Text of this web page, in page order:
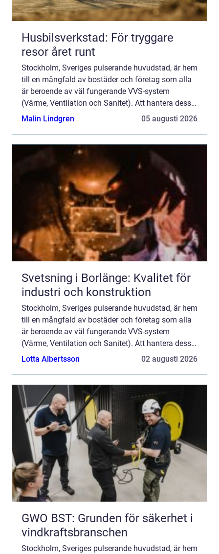
Husbilsverkstad: För tryggare
resor året runt
Stockholm, Sveriges pulserande huvudstad, är hem
till en mångfald av bostäder och företag som alla
är beroende av väl fungerande VVS-system
(Värme, Ventilation och Sanitet). Att hantera dessa
system kräver exp...
Malin Lindgren 05 augusti 2026
Svetsning i Borlänge: Kvalitet för
industri och konstruktion
Stockholm, Sveriges pulserande huvudstad, är hem
till en mångfald av bostäder och företag som alla
är beroende av väl fungerande VVS-system
(Värme, Ventilation och Sanitet). Att hantera dessa
system kräver exp...
Lotta Albertsson 02 augusti 2026
GWO BST: Grunden för säkerhet i
vindkraftsbranschen
Stockholm, Sveriges pulserande huvudstad, är hem